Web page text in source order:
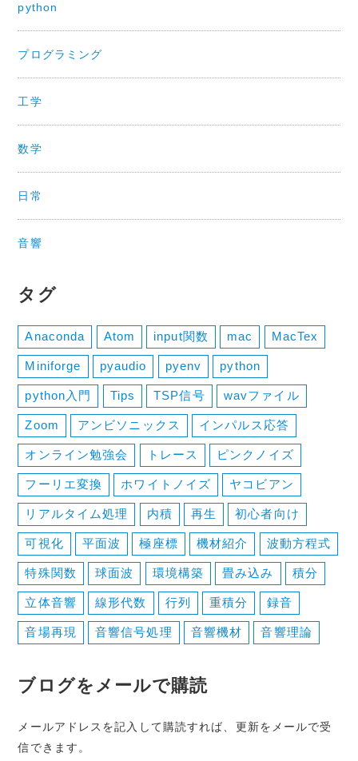
python
プログラミング
工学
数学
日常
音響
タグ
Anaconda Atom input関数 mac MacTex
Miniforge pyaudio pyenv python
python入門 Tips TSP信号 wavファイル
Zoom アンビソニックス インパルス応答
オンライン勉強会 トレース ピンクノイズ
フーリエ変換 ホワイトノイズ ヤコビアン
リアルタイム処理 内積 再生 初心者向け
可視化 平面波 極座標 機材紹介 波動方程式
特殊関数 球面波 環境構築 畳み込み 積分
立体音響 線形代数 行列 重積分 録音
音場再現 音響信号処理 音響機材 音響理論
ブログをメールで購読
メールアドレスを記入して購読すれば、更新をメールで受
信できます。